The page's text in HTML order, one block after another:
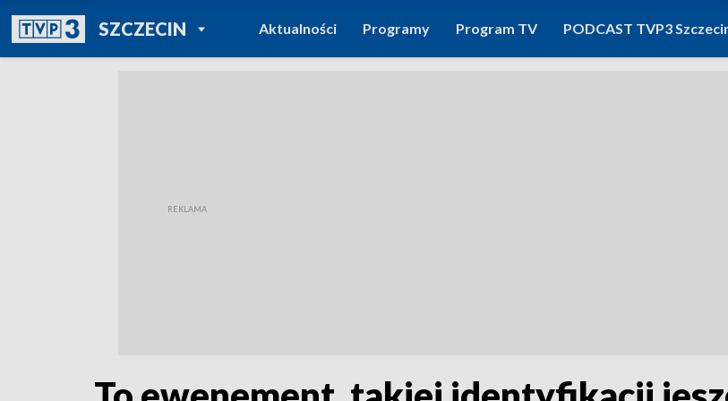
SZCZECINPOWRÓT DO
TVP REGIONY
Aktualności Programy Program TV PODCAST TVP3